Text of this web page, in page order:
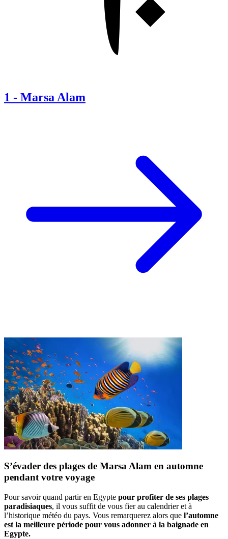
1 - Marsa Alam
S’évader des plages de Marsa Alam en automne
pendant votre voyage
Pour savoir quand partir en Egypte pour profiter de ses plages
paradisiaques, il vous suffit de vous fier au calendrier et à
l’historique météo du pays. Vous remarquerez alors que l’automne
est la meilleure période pour vous adonner à la baignade en
Egypte.